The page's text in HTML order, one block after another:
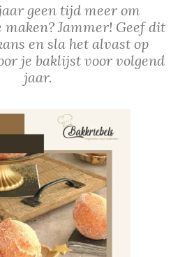
geen tijd meer om
Jammer! Geef dit
en sla het alvast op
je baklijst voor volgend
jaar.